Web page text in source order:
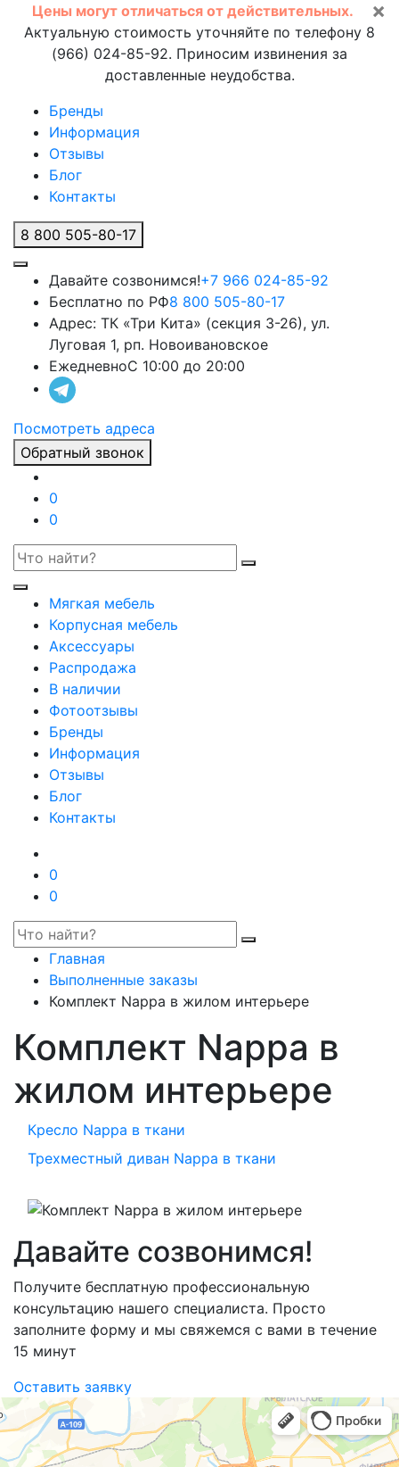
×
Цены могут отличаться от действительных.
Актуальную стоимость уточняйте по телефону 8
(966) 024-85-92. Приносим извинения за
доставленные неудобства.
Бренды
Информация
Отзывы
Блог
Контакты
8 800 505-80-17
Давайте созвонимся!+7 966 024-85-92
Бесплатно по РФ8 800 505-80-17
Адрес: ТК «Три Кита» (секция 3-26), ул.
Луговая 1, рп. Новоивановское
ЕжедневноС 10:00 до 20:00
Посмотреть адреса
Обратный звонок
0
0
Мягкая мебель
Корпусная мебель
Аксессуары
Распродажа
В наличии
Фотоотзывы
Бренды
Информация
Отзывы
Блог
Контакты
0
0
Главная
Выполненные заказы
Комплект Nappa в жилом интерьере
Комплект Nappa в
жилом интерьере
Кресло Nappa в ткани
Трехместный диван Nappa в ткани
Давайте созвонимся!
Получите бесплатную профессиональную
консультацию нашего специалиста. Просто
заполните форму и мы свяжемся с вами в течение
15 минут
Оставить заявку